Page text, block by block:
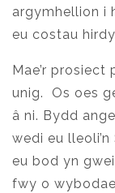
argymhellion i
eu costau
Mae’r
unig. Os oes
â ni. Bydd
wedi eu
eu bod yn
fwy o